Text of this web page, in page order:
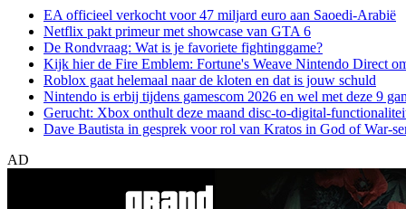
EA officieel verkocht voor 47 miljard euro aan Saoedi-Arabië
Netflix pakt primeur met showcase van GTA 6
De Rondvraag: Wat is je favoriete fightinggame?
Kijk hier de Fire Emblem: Fortune's Weave Nintendo Direct
Roblox gaat helemaal naar de kloten en dat is jouw schuld
Nintendo is erbij tijdens gamescom 2026 en wel met deze 9
Gerucht: Xbox onthult deze maand disc-to-digital-
Dave Bautista in gesprek voor rol van Kratos in God of War-
AD